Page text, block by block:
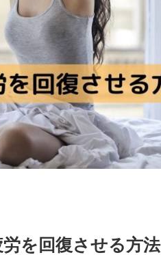
を回復させる方法